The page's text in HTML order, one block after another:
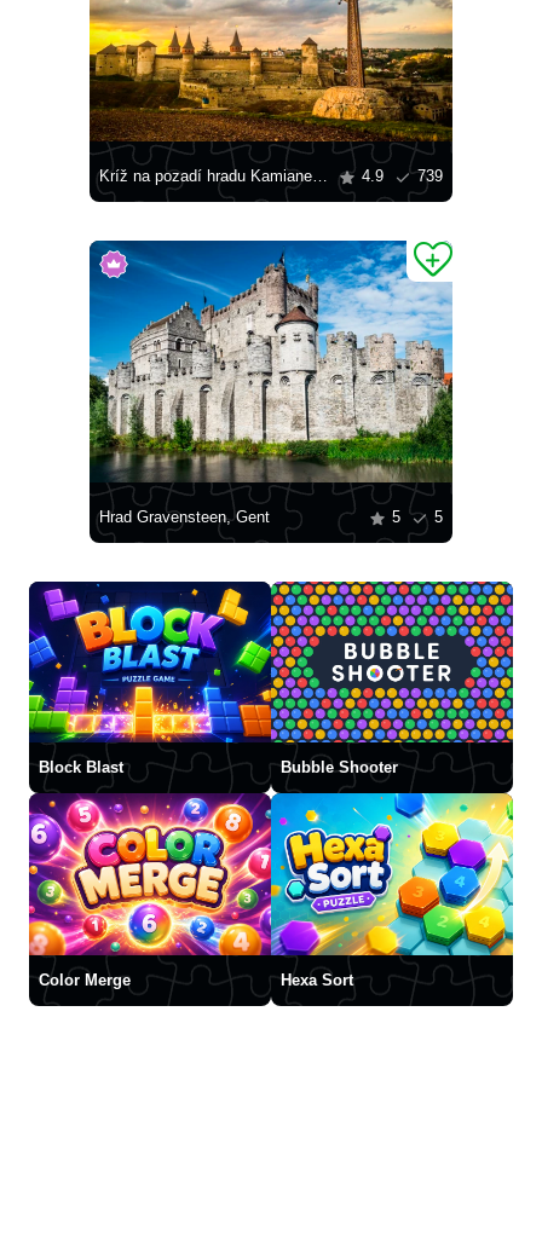
Kríž na pozadí hradu Kamianec-Podiľskyj 4.9 739
Hrad Gravensteen, Gent 5 5
Block Blast Bubble Shooter
Color Merge Hexa Sort